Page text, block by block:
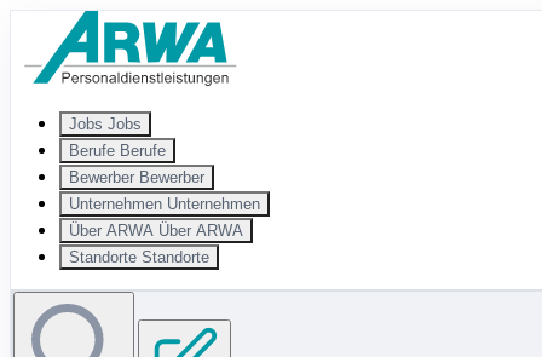
Zum Hauptinhalt springen
Jobs Jobs
Berufe Berufe
Bewerber Bewerber
Unternehmen Unternehmen
Über ARWA Über ARWA
Standorte Standorte